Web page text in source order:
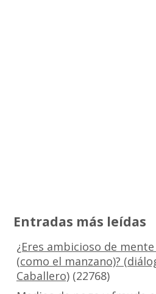
Entradas más leídas
¿Eres ambicioso de
(como el manzano)?
Caballero)(22768)